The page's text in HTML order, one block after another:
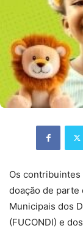
Os contribuintes
doação de parte
Municipais dos
(FUCONDI) e